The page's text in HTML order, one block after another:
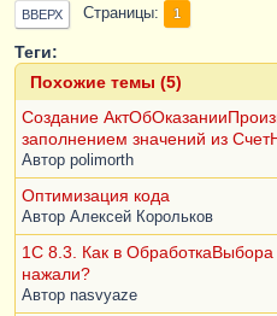
ВВЕРХ Страницы 1
Теги:
Похожие темы (5)
Создание
заполнением значений из
Автор polimorth
Оптимизация кода
Автор Алексей Корольков
1С 8.3. Как в ОбработкаВыбора
нажали?
Автор nasvyaze